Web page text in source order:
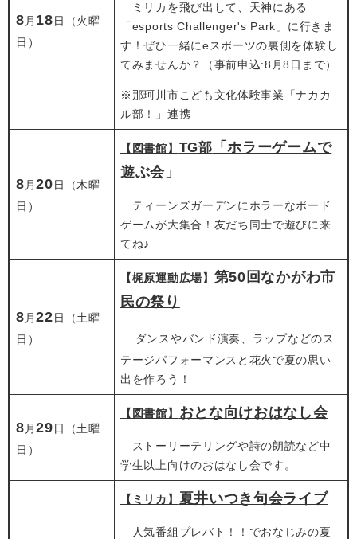
8 月 18日（火曜
日）
ミリカを飛び出して、天神にある
「esports Challenger's Park」に行きま
す！ぜひ一緒にeスポーツの裏側を体験し
てみませんか？（事前申込:8月8日まで）
※那珂川市こども文化体験事業「ナカカ
ル部！」連携
8 月20日（木曜
日）
【図書館】 TG部 「ホラーゲームで
遊ぶ会」
​ ティーンズガーデンにホラーなボード
ゲームが大集合！友だち同士で遊びに来
てね♪
8 月22日（土曜
日）
【梶原運動広場​】 第50回なかがわ市
民の祭り
ダンスやバンド演奏、ラップなどのス
テージパフォーマンスと花火で夏の思い
出を作ろう！
8 月29日（土曜
日）
【図書館】 おとな向けおはなし会
​ ストーリーテリングや詩の朗読など中
学生以上向けのおはなし会です。
【ミリカ】 夏井いつき句会ライブ
人気番組プレバト！！でおなじみの夏